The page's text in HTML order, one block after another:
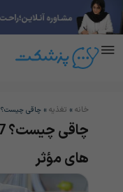
خانه » تغذیه » چاقی چیست؟ 7 علت، عوارض خطر و درمان های مؤثر
های مؤثر